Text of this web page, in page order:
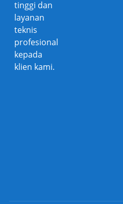
tinggi dan
layanan
teknis
profesional
kepada
klien kami.